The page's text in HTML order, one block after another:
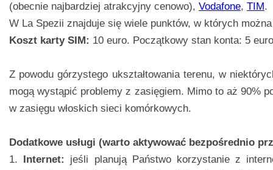
(obecnie najbardziej atrakcyjny cenowo), Vodafone, TIM.
W La Spezii znajduje się wiele punktów, w których
Koszt karty SIM: 10 euro. Początkowy stan konta: 5
Z powodu górzystego ukształtowania terenu, w
mogą wystąpić problemy z zasięgiem. Mimo to aż 90%
w zasięgu włoskich sieci komórkowych.
Dodatkowe usługi (warto aktywować bezpośrednio
1. Internet:
jeśli planują Państwo korzystanie z